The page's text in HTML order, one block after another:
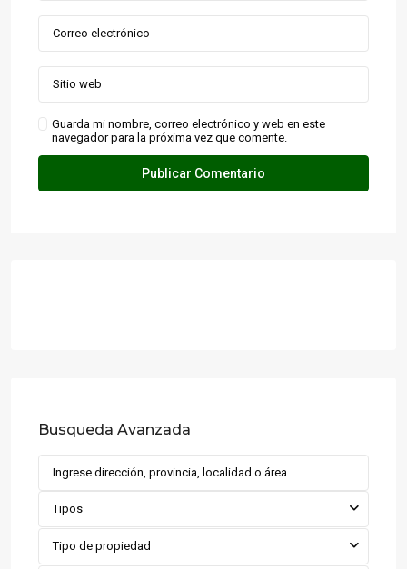
Guarda mi nombre, correo electrónico y web en este
navegador para la próxima vez que comente.
Busqueda Avanzada
Tipos
Tipo de propiedad